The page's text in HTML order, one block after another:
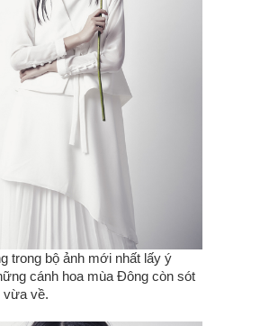
trong bộ ảnh mới nhất lấy ý
cánh hoa mùa Đông còn sót
vừa về.